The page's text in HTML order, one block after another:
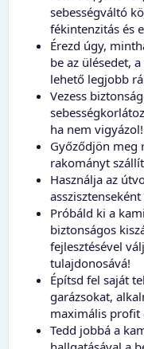
sebességváltó
fékintenzitás és
Érezd úgy,
be az ülésedet,
lehető legjobb
Vezess
ha nem vigyázol!
Győződjön meg
rakományt
Használja az
Próbáld ki a
biztonságos
fejlesztésével
tulajdonosává!
Építsd fel saját
garázsokat,
maximális profit
Tedd jobbá a